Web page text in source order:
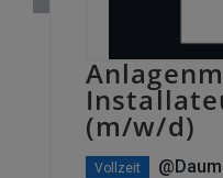
(m/w/d)
Vollzeit